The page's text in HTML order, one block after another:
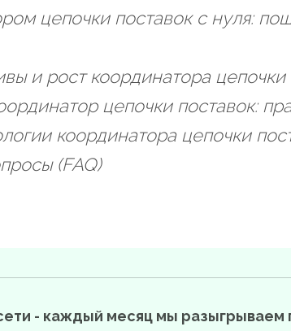
цепочки поставок с нуля:
и рост координатора цепочки
цепочки поставок:
координатора цепочки
(FAQ)
- каждый месяц мы разыгрываем